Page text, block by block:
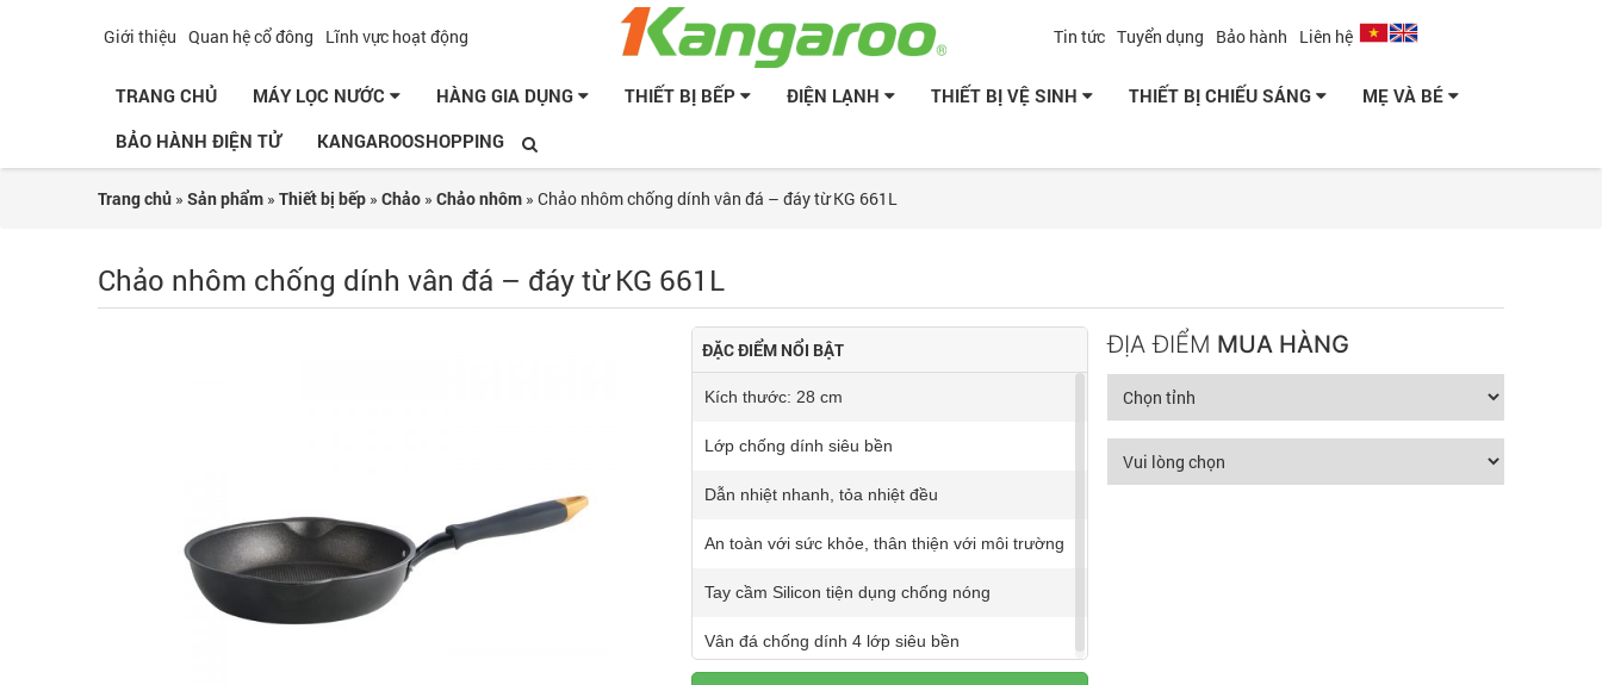
Giới thiệu Quan hệ cổ đông Lĩnh vực hoạt động Tin tức Tuyển dụng Bảo hành Liên hệ
TRANG CHỦ MÁY LỌC NƯỚC HÀNG GIA DỤNG THIẾT BỊ BẾP ĐIỆN LẠNH THIẾT BỊ VỆ SINH THIẾT BỊ CHIẾU SÁNG
MẸ VÀ BÉ
BẢO HÀNH ĐIỆN TỬ
KANGAROOSHOPPING
Trang chủ »Sản phẩm »Thiết bị bếp »Chảo »Chảo nhôm »Chảo nhôm chống dính vân đá – đáy từ KG 661L
Chảo nhôm chống dính vân đá – đáy từ KG 661L
ĐẶC ĐIỂM NỔI BẬT
Kích thước: 28 cm
Lớp chống dính siêu bền
Dẫn nhiệt nhanh, tỏa nhiệt đều
An toàn với sức khỏe, thân thiện với môi trường
Tay cầm Silicon tiện dụng chống nóng
Vân đá chống dính 4 lớp siêu bền
ĐỊA ĐIỂM MUA HÀNG